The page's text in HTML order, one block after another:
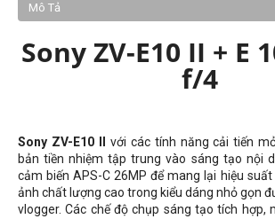
Mô Tả
Sony ZV-E10 II + E
f/4
Sony ZV-E10 II với các tính năng cải tiến
bản tiền nhiệm tập trung vào sáng tạo nội
cảm biến APS-C 26MP để mang lại hiệu
ảnh chất lượng cao trong kiểu dáng nhỏ gọn
vlogger. Các chế độ chụp sáng tạo tích hợp,